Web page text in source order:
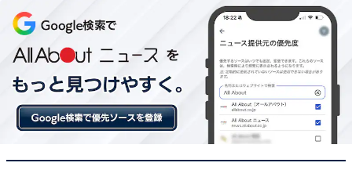
浴場と露天バレルサウナ・岩盤浴がそろうスーパ
ー銭湯